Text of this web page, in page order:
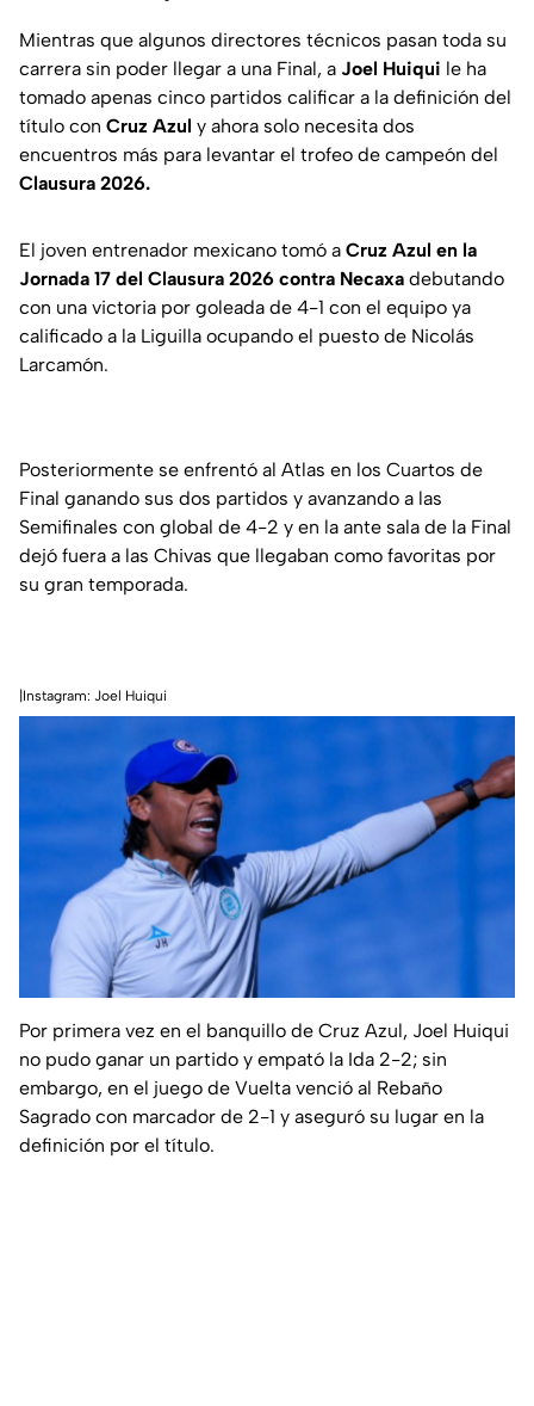
Mientras que algunos directores técnicos pasan toda su
carrera sin poder llegar a una Final, a Joel Huiqui le ha
tomado apenas cinco partidos calificar a la definición del
título con Cruz Azul y ahora solo necesita dos
encuentros más para levantar el trofeo de campeón del
Clausura 2026.
El joven entrenador mexicano tomó a Cruz Azul en la
Jornada 17 del Clausura 2026 contra Necaxa debutando
con una victoria por goleada de 4-1 con el equipo ya
calificado a la Liguilla ocupando el puesto de Nicolás
Larcamón.
Posteriormente se enfrentó al Atlas en los Cuartos de
Final ganando sus dos partidos y avanzando a las
Semifinales con global de 4-2 y en la ante sala de la Final
dejó fuera a las Chivas que llegaban como favoritas por
su gran temporada.
|Instagram: Joel Huiqui
Por primera vez en el banquillo de Cruz Azul, Joel Huiqui
no pudo ganar un partido y empató la Ida 2-2; sin
embargo, en el juego de Vuelta venció al Rebaño
Sagrado con marcador de 2-1 y aseguró su lugar en la
definición por el título.